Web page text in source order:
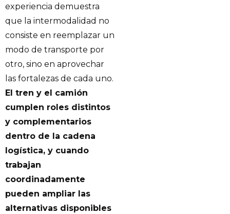
experiencia demuestra
que la intermodalidad no
consiste en reemplazar un
modo de transporte por
otro, sino en aprovechar
las fortalezas de cada uno.
El tren y el camión
cumplen roles distintos
y complementarios
dentro de la cadena
logística, y cuando
trabajan
coordinadamente
pueden ampliar las
alternativas disponibles